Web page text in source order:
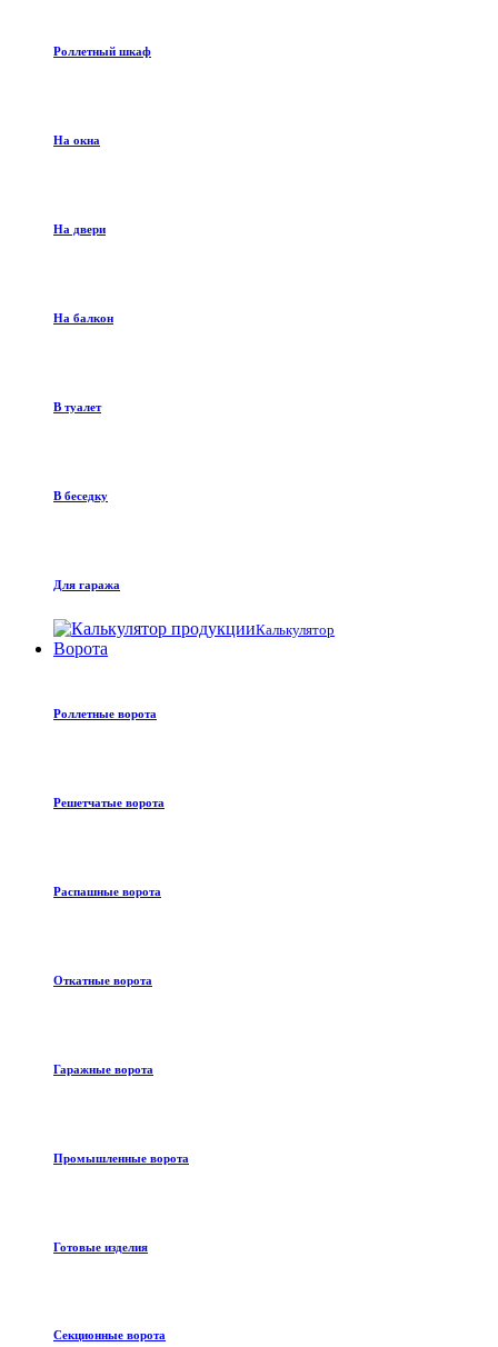
Роллетный шкаф
На окна
На двери
На балкон
В туалет
В беседку
Для гаража
Калькулятор
Ворота
Роллетные ворота
Решетчатые ворота
Распашные ворота
Откатные ворота
Гаражные ворота
Промышленные ворота
Готовые изделия
Секционные ворота